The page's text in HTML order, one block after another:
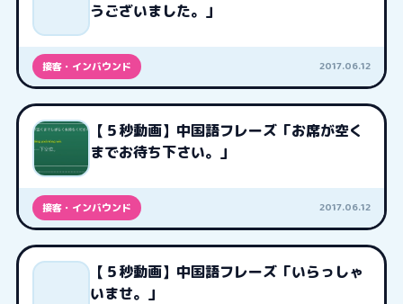
うございました。」
接客・インバウンド 2017.06.12
【５秒動画】中国語フレーズ「お席が空く
までお待ち下さい。」
接客・インバウンド 2017.06.12
【５秒動画】中国語フレーズ「いらっしゃ
いませ。」